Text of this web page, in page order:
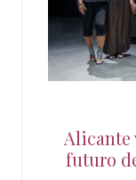
Alicante
futuro